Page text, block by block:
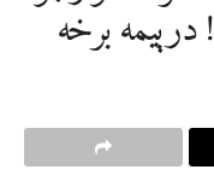
درېیمه برخه